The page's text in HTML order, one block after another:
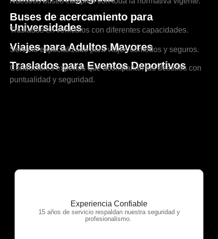
Buses de acercamiento para
Universidades
Traslados en vehículos con diferentes capacidades.
Viajes para Adultos Mayores
Servicio especializado para viajes cómodos y seguros.
Traslados para Eventos Deportivos
Conductores expertos que acompañan tus desafíos con
puntualidad y seguridad.
Experiencia Confiable
15 años de servicio respaldan nuestra seguridad y
profesionalismo.
OTP Servicios